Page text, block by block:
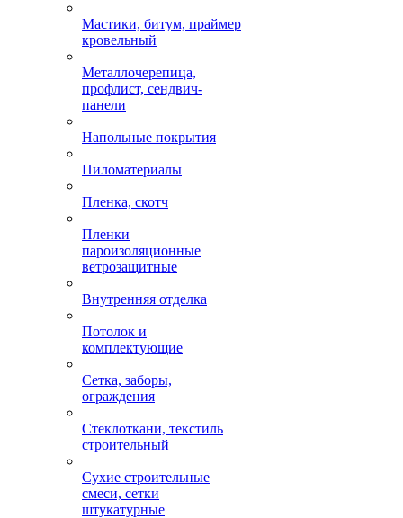
Мастики, битум, праймер
кровельный
Металлочерепица,
профлист, сендвич-
панели
Напольные покрытия
Пиломатериалы
Пленка, скотч
Пленки
пароизоляционные
ветрозащитные
Внутренняя отделка
Потолок и
комплектующие
Сетка, заборы,
ограждения
Стеклоткани, текстиль
строительный
Сухие строительные
смеси, сетки
штукатурные